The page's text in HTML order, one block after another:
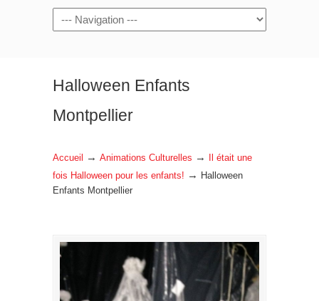
Navigation
Halloween Enfants
Montpellier
Accueil → Animations Culturelles →
Il était une
fois Halloween pour les enfants! →
Halloween
Enfants Montpellier